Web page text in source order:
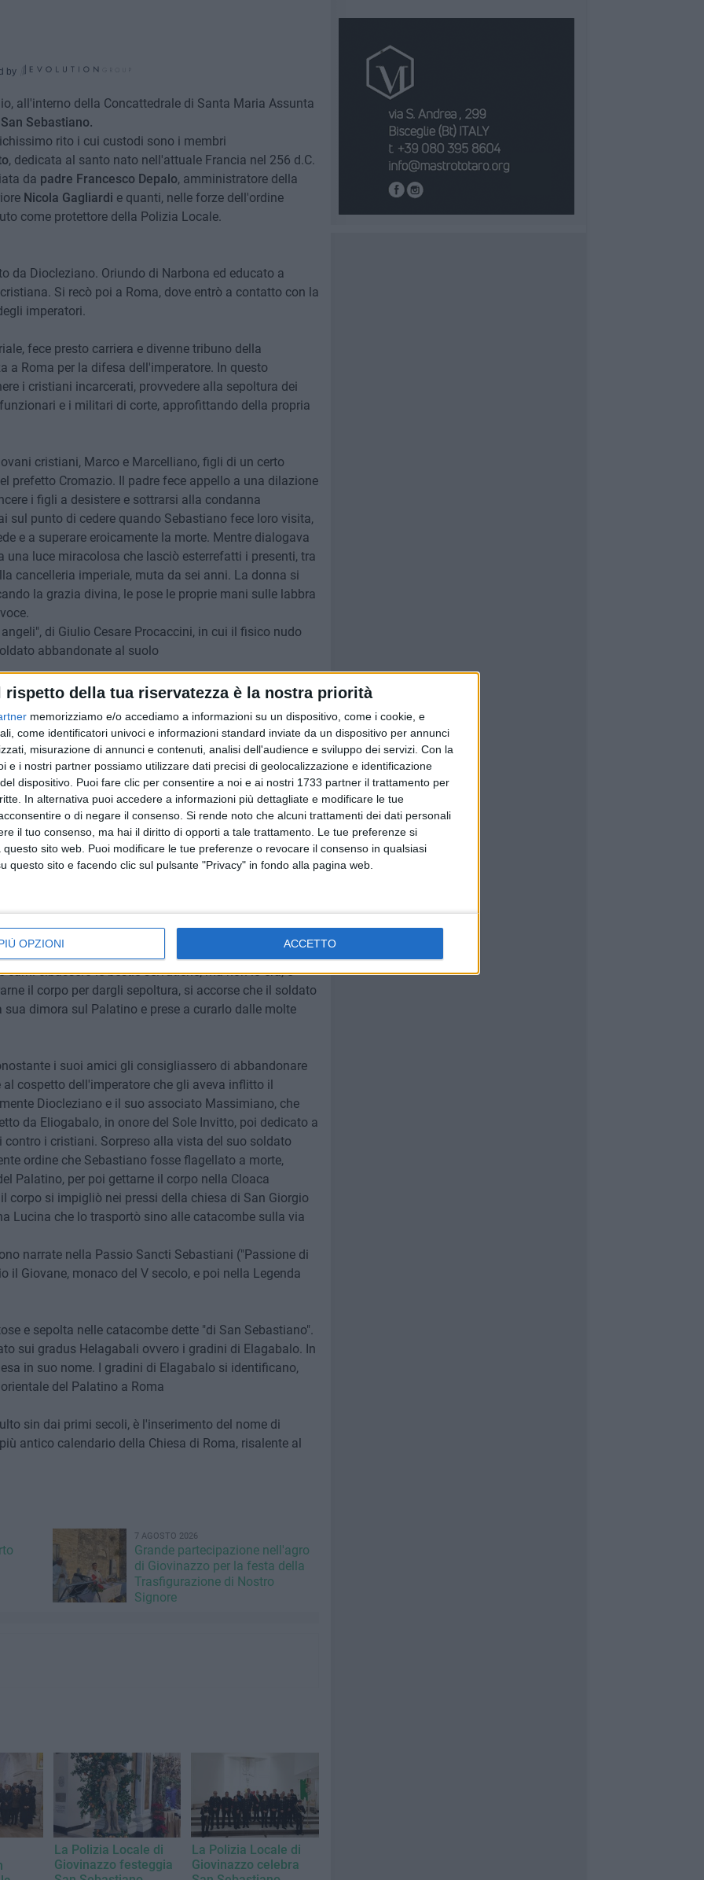
rispetto della tua riservatezza è la nostra priorità
memorizziamo e/o accediamo a informazioni su un dispositivo, come i cookie, e
come identificatori univoci e informazioni standard inviate da un dispositivo per annunci
misurazione di annunci e contenuti, analisi dell'audience e sviluppo dei servizi. Con la
e i nostri partner possiamo utilizzare dati precisi di geolocalizzazione e identificazione
dispositivo. Puoi fare clic per consentire a noi e ai nostri 1733 partner il trattamento per
In alternativa puoi accedere a informazioni più dettagliate e modificare le tue
o di negare il consenso. Si rende noto che alcuni trattamenti dei dati personali
il tuo consenso, ma hai il diritto di opporti a tale trattamento. Le tue preferenze si
sito web. Puoi modificare le tue preferenze o revocare il consenso in qualsiasi
questo sito e facendo clic sul pulsante "Privacy" in fondo alla pagina web.
OPZIONI ACCETTO
by
all'interno della Concattedrale di Santa Maria Assunta
San Sebastiano.
rito i cui custodi sono i membri
, dedicata al santo nato nell'attuale Francia nel 256 d.C.
da padre Francesco Depalo, amministratore della
Nicola Gagliardi e quanti, nelle forze dell'ordine
come protettore della Polizia Locale.
da Diocleziano. Oriundo di Narbona ed educato a
Si recò poi a Roma, dove entrò a contatto con la
imperatori.
fece presto carriera e divenne tribuno della
a Roma per la difesa dell'imperatore. In questo
i cristiani incarcerati, provvedere alla sepoltura dei
e i militari di corte, approfittando della propria
cristiani, Marco e Marcelliano, figli di un certo
prefetto Cromazio. Il padre fece appello a una dilazione
i figli a desistere e sottrarsi alla condanna
sul punto di cedere quando Sebastiano fece loro visita,
e a superare eroicamente la morte. Mentre dialogava
luce miracolosa che lasciò esterrefatti i presenti, tra
cancelleria imperiale, muta da sei anni. La donna si
la grazia divina, le pose le proprie mani sulle labbra
di Giulio Cesare Procaccini, in cui il fisico nudo
abbandonate al suolo
Veronese, 1565, Venezia, chiesa di San
una tavola di legno, è fustigato a morte
un nutrito numero di presenti: Zoe col marito
il praefectus urbis Agrezio Cromazio e suo figlio
alla propria carica di prefetto e si ritirò con altri
Il figlio invece rimase a Roma dove patì il martirio;
morirono per aver abbracciato la nuova religione: Marco
padre Tranquillino lapidato, Zoe sospesa per i capelli
odio i fedeli a Cristo, scoprì che Sebastiano era
fra i maggiorenti del mio palazzo e tu hai operato
da lui condannato a morte. Fu legato ad un palo in
da così tante frecce in ogni parte del corpo da
e perforato dai dardi, lo credettero morto e lo
cibassero le bestie selvatiche; ma non lo era, e
il corpo per dargli sepoltura, si accorse che il soldato
dimora sul Palatino e prese a curarlo dalle molte
i suoi amici gli consigliassero di abbandonare
cospetto dell'imperatore che gli aveva inflitto il
Diocleziano e il suo associato Massimiano, che
da Eliogabalo, in onore del Sole Invitto, poi dedicato a
contro i cristiani. Sorpreso alla vista del suo soldato
ordine che Sebastiano fosse flagellato a morte,
Palatino, per poi gettarne il corpo nella Cloaca
corpo si impigliò nei pressi della chiesa di San Giorgio
Lucina che lo trasportò sino alle catacombe sulla via
narrate nella Passio Sancti Sebastiani ("Passione di
il Giovane, monaco del V secolo, e poi nella Legenda
e sepolta nelle catacombe dette "di San Sebastiano".
sui gradus Helagabali ovvero i gradini di Elagabalo. In
in suo nome. I gradini di Elagabalo si identificano,
del Palatino a Roma
sin dai primi secoli, è l'inserimento del nome di
antico calendario della Chiesa di Roma, risalente al
7 AGOSTO 2026
Grande partecipazione nell'agro
di Giovinazzo per la festa della
Trasfigurazione di Nostro
Signore
La Polizia Locale di
Giovinazzo festeggia
La Polizia Locale di
Giovinazzo celebra